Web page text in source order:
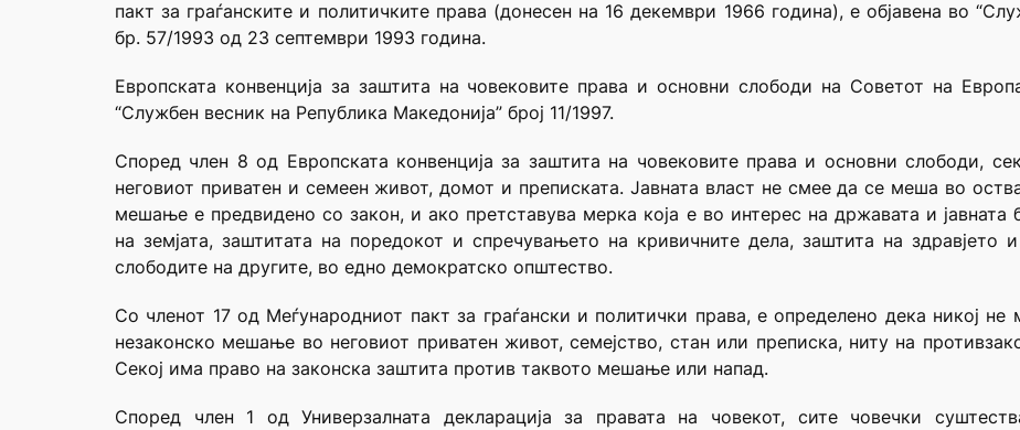
пакт за граѓанските и политичките права (донесен на 16 декември 1966 година), е објавена во
бр. 57/1993 од 23 септември 1993 година.
Европската конвенција за заштита на човековите права и основни слободи на Советот на
“Службен весник на Република Македонија” број 11/1997.
Според член 8 од Европската конвенција за заштита на човековите права и основни слободи,
неговиот приватен и семеен живот, домот и преписката. Јавната власт не смее да се меша во
мешање е предвидено со закон, и ако претставува мерка која е во интерес на државата и јавната
на земјата, заштитата на поредокот и спречувањето на кривичните дела, заштита на здравјето
слободите на другите, во едно демократско општество.
Со членот 17 од Меѓународниот пакт за граѓански и политички права, е определено дека никој
незаконско мешање во неговиот приватен живот, семејство, стан или преписка, ниту на
Секој има право на законска заштита против таквото мешање или напад.
Според член 1 од Универзалната декларација за правата на човекот, сите човечки